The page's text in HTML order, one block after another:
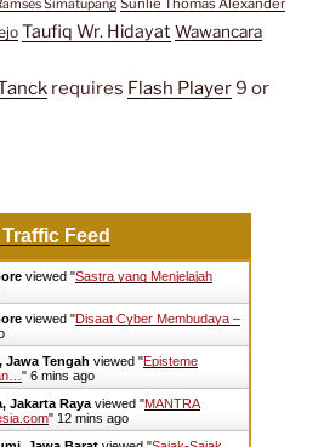
Simatupang Sunlie Thomas Alexander
Taufiq Wr. Hidayat Wawancara
requires Flash Player9 or
Feed
viewed "Sastra yang Menjelajah
viewed "Disaat Cyber Membudaya –
Jawa Tengah viewed "Episteme
" 6 mins ago
Jakarta Raya viewed "MANTRA
" 12 mins ago